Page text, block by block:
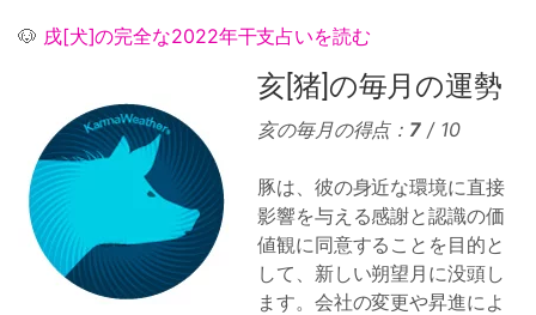
🐶 戌[犬]の完全な2022年干支占いを読む
亥[猪]の毎月の運勢
亥の毎月の得点： 7 / 10
豚は、彼の身近な環境に直接
影響を与える感謝と認識の価
値観に同意することを目的と
して、新しい朔望月に没頭し
ます。会社の変更や昇進によ